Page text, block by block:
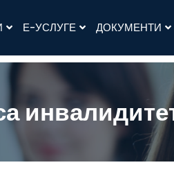
Е-УСЛУГЕ ДОКУМЕНТИ